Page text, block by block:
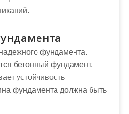
фундамента.
бетонный фундамент,
устойчивость
фундамента должна быть